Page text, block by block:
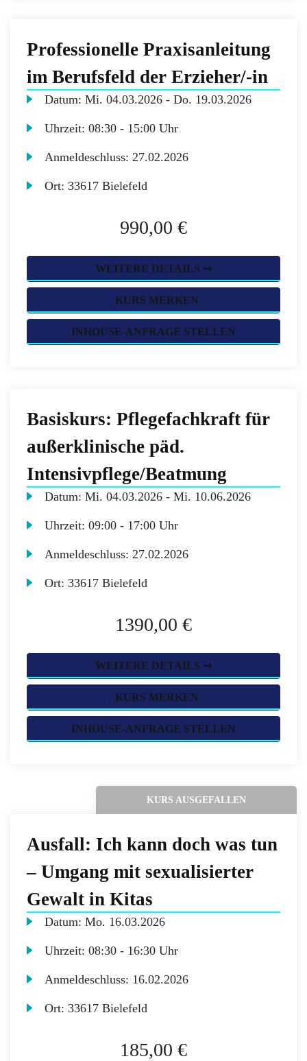
Professionelle Praxisanleitung
im Berufsfeld der Erzieher/-in
Datum:Mi. 04.03.2026 -Do. 19.03.2026
Uhrzeit:08:30 - 15:00 Uhr
Anmeldeschluss:27.02.2026
Ort:33617 Bielefeld
990,00 €
WEITERE DETAILS ➞
KURS MERKEN
INHOUSE-ANFRAGE STELLEN
Basiskurs: Pflegefachkraft für
außerklinische päd.
Intensivpflege/Beatmung
Datum:Mi. 04.03.2026 -Mi. 10.06.2026
Uhrzeit:09:00 - 17:00 Uhr
Anmeldeschluss:27.02.2026
Ort:33617 Bielefeld
1390,00 €
WEITERE DETAILS ➞
KURS MERKEN
INHOUSE-ANFRAGE STELLEN
KURS AUSGEFALLEN
Ausfall: Ich kann doch was tun
– Umgang mit sexualisierter
Gewalt in Kitas
Datum:Mo. 16.03.2026
Uhrzeit:08:30 - 16:30 Uhr
Anmeldeschluss: 16.02.2026
Ort:33617 Bielefeld
185,00 €